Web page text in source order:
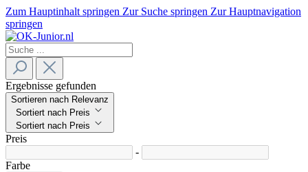
Zum Hauptinhalt springen Zur Suche springen Zur Hauptnavigation
springen
Ergebnisse gefunden
Sortieren nach Relevanz
Sortiert nach Preis
Sortiert nach Preis
Preis
-
Farbe